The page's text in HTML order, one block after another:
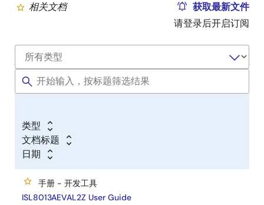
相关文档
获取最新文件
请登录后开启订阅
类型
文档标题
日期
手册 - 开发工具
ISL8013AEVAL2Z User Guide